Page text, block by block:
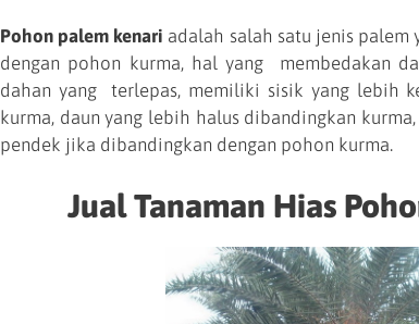
Pohon palem kenari adalah salah satu jenis palem
dengan pohon kurma, hal yang membedakan
dahan yang terlepas, memiliki sisik yang lebih
kurma, daun yang lebih halus dibandingkan
pendek jika dibandingkan dengan pohon kurma.
Jual Tanaman Hias